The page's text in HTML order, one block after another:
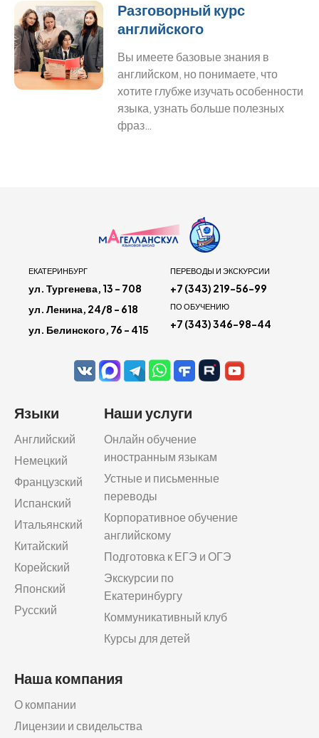
Разговорный курс
английского
Вы имеете базовые знания в
английском, но понимаете, что
хотите глубже изучать особенности
языка, узнать больше полезных
фраз…
ЕКАТЕРИНБУРГ
ул. Тургенева, 13 - 708
ул. Ленина, 24/8 - 618
ул. Белинского, 76 - 415
ПЕРЕВОДЫ И ЭКСКУРСИИ
+7 (343) 219-56-99
ПО ОБУЧЕНИЮ
+7 (343) 346-98-44
Языки
Английский
Немецкий
Французский
Испанский
Итальянский
Китайский
Корейский
Японский
Русский
Наши услуги
Онлайн обучение
иностранным языкам
Устные и письменные
переводы
Корпоративное обучение
английскому
Подготовка к ЕГЭ и ОГЭ
Экскурсии по
Екатеринбургу
Коммуникативный клуб
Курсы для детей
Наша компания
О компании
Лицензии и свидельства